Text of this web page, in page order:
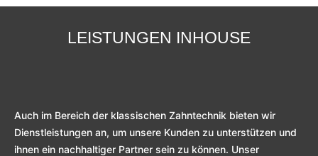
LEISTUNGEN INHOUSE
Auch im Bereich der klassischen Zahntechnik bieten wir
Dienstleistungen an, um unsere Kunden zu unterstützen und
ihnen ein nachhaltiger Partner sein zu können. Unser